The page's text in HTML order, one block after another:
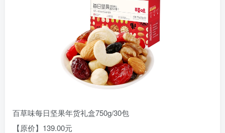
百草味每日坚果年货礼盒750g/30包
【原价】139.00元